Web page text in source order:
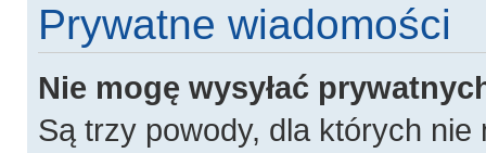
Prywatne wiadomości
Nie mogę wysyłać
Są trzy powody, dla których nie